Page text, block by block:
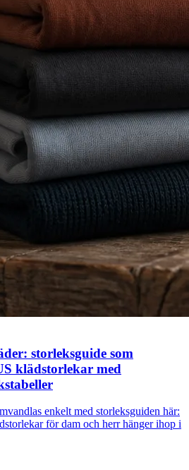
storleksguide som
klädstorlekar med
enkelt med storleksguiden här:
för dam och herr hänger ihop i